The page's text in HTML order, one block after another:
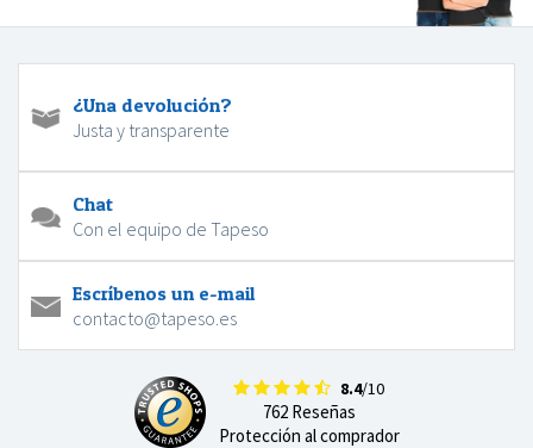
¿Una devolución?
Justa y transparente
Chat
Con el equipo de Tapeso
Escríbenos un e-mail
contacto@tapeso.es
8.4/10
762 Reseñas
Protección al comprador